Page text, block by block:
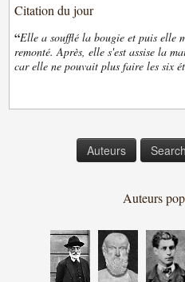
Citation du jour
“Elle a soufflé la bougie et puis elle
remonté. Après, elle s'est assise la
car elle ne pouvait plus faire les six
Auteurs Search
Auteurs